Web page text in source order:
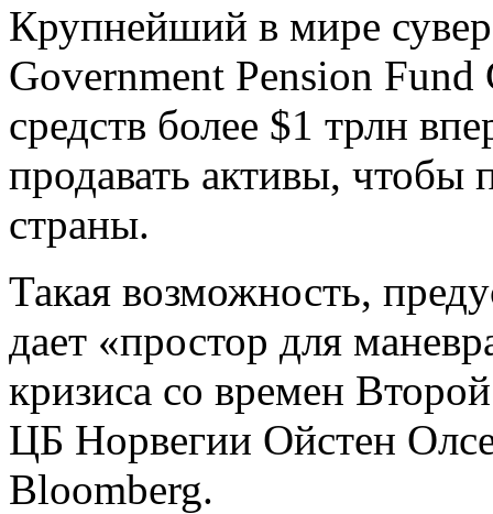
Крупнейший в мире
Government Pension
средств более $1 трлн
продавать активы,
страны.
Такая возможность,
дает «простор для
кризиса со времен
ЦБ Норвегии Ойстен
Bloomberg.